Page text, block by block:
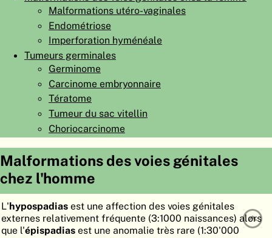
RECHERCHER
Malformations utéro-vaginales
Endométriose
Imperforation hyménéale
Tumeurs germinales
Germinome
Carcinome embryonnaire
Tératome
Tumeur du sac vitellin
Choriocarcinome
Malformations des voies génitales
chez l'homme
L'hypospadias est une affection des voies génitales
externes relativement fréquente (3:1000 naissances) alors
que l'épispadias est une anomalie très rare (1:30'000